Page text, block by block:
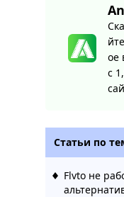
ое
с
Статьи по
Flvto не